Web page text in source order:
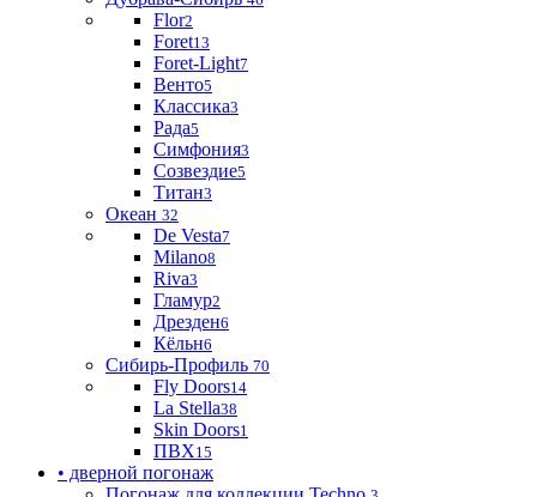
Flor2
Foret13
Foret-Light7
Венто5
Классика3
Рада5
Симфония3
Созвездие5
Титан3
Океан 32
De Vesta7
Milano8
Riva3
Гламур2
Дрезден6
Кёльн6
Сибирь-Профиль 70
Fly Doors14
La Stella38
Skin Doors1
ПВХ15
• дверной погонаж